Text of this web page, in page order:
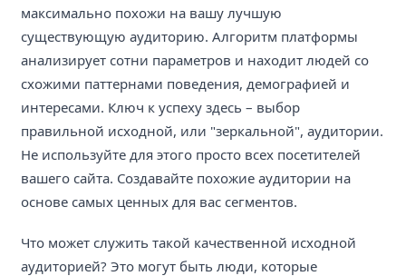
максимально похожи на вашу лучшую
существующую аудиторию. Алгоритм платформы
анализирует сотни параметров и находит людей со
схожими паттернами поведения, демографией и
интересами. Ключ к успеху здесь – выбор
правильной исходной, или "зеркальной", аудитории.
Не используйте для этого просто всех посетителей
вашего сайта. Создавайте похожие аудитории на
основе самых ценных для вас сегментов.
Что может служить такой качественной исходной
аудиторией? Это могут быть люди, которые